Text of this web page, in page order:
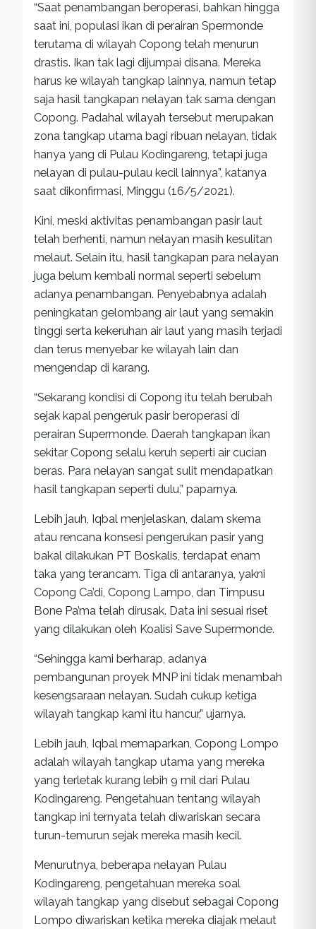
“Saat penambangan beroperasi, bahkan hingga
saat ini, populasi ikan di perairan Spermonde
terutama di wilayah Copong telah menurun
drastis. Ikan tak lagi dijumpai disana. Mereka
harus ke wilayah tangkap lainnya, namun tetap
saja hasil tangkapan nelayan tak sama dengan
Copong. Padahal wilayah tersebut merupakan
zona tangkap utama bagi ribuan nelayan, tidak
hanya yang di Pulau Kodingareng, tetapi juga
nelayan di pulau-pulau kecil lainnya”, katanya
saat dikonfirmasi, Minggu (16/5/2021).
Kini, meski aktivitas penambangan pasir laut
telah berhenti, namun nelayan masih kesulitan
melaut. Selain itu, hasil tangkapan para nelayan
juga belum kembali normal seperti sebelum
adanya penambangan. Penyebabnya adalah
peningkatan gelombang air laut yang semakin
tinggi serta kekeruhan air laut yang masih terjadi
dan terus menyebar ke wilayah lain dan
mengendap di karang.
“Sekarang kondisi di Copong itu telah berubah
sejak kapal pengeruk pasir beroperasi di
perairan Supermonde. Daerah tangkapan ikan
sekitar Copong selalu keruh seperti air cucian
beras. Para nelayan sangat sulit mendapatkan
hasil tangkapan seperti dulu,” paparnya.
Lebih jauh, Iqbal menjelaskan, dalam skema
atau rencana konsesi pengerukan pasir yang
bakal dilakukan PT Boskalis, terdapat enam
taka yang terancam. Tiga di antaranya, yakni
Copong Ca’di, Copong Lampo, dan Timpusu
Bone Pa’ma telah dirusak. Data ini sesuai riset
yang dilakukan oleh Koalisi Save Supermonde.
“Sehingga kami berharap, adanya
pembangunan proyek MNP ini tidak menambah
kesengsaraan nelayan. Sudah cukup ketiga
wilayah tangkap kami itu hancur,” ujarnya.
Lebih jauh, Iqbal memaparkan, Copong Lompo
adalah wilayah tangkap utama yang mereka
yang terletak kurang lebih 9 mil dari Pulau
Kodingareng. Pengetahuan tentang wilayah
tangkap ini ternyata telah diwariskan secara
turun-temurun sejak mereka masih kecil.
Menurutnya, beberapa nelayan Pulau
Kodingareng, pengetahuan mereka soal
wilayah tangkap yang disebut sebagai Copong
Lompo diwariskan ketika mereka diajak melaut